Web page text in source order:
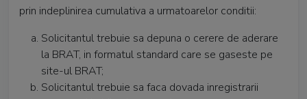
prin indeplinirea cumulativa a urmatoarelor conditii:
Solicitantul trebuie sa depuna o cerere de aderare
la BRAT, in formatul standard care se gaseste pe
site-ul BRAT;
Solicitantul trebuie sa faca dovada inregistrarii